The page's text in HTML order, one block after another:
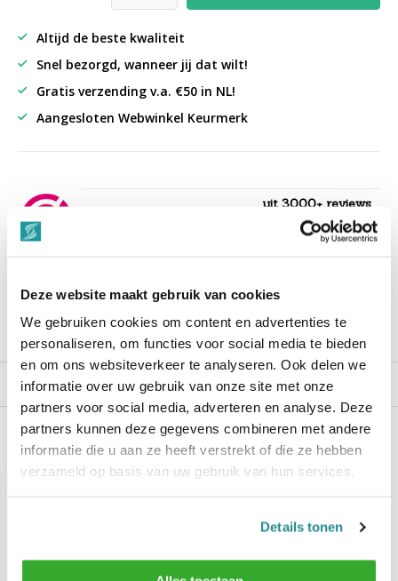
Deze website maakt gebruik van cookies
We gebruiken cookies om content en advertenties te
personaliseren, om functies voor social media te bieden
en om ons websiteverkeer te analyseren. Ook delen we
informatie over uw gebruik van onze site met onze
partners voor social media, adverteren en analyse. Deze
partners kunnen deze gegevens combineren met andere
informatie die u aan ze heeft verstrekt of die ze hebben
verzameld op basis van uw gebruik van hun services.
Details tonen
Altijd de beste kwaliteit
Snel bezorgd, wanneer jij dat wilt!
Gratis verzending v.a. €50 in NL!
Aangesloten Webwinkel Keurmerk
uit 3000+ reviews
Productomschrijving
Reviews
Recent bekeken